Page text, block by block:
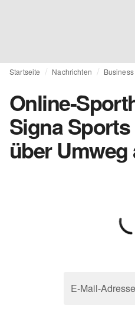
Startseite Nachrichten Business
Online-
Signa
über
E-Mail-Adresse